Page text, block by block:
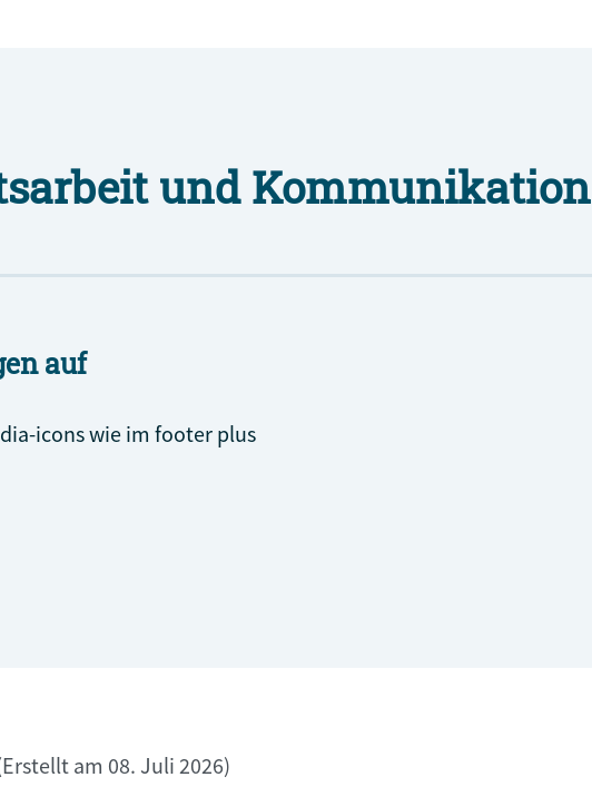
und Kommunikation
auf
icons wie im footer plus
am 08. Juli 2026)